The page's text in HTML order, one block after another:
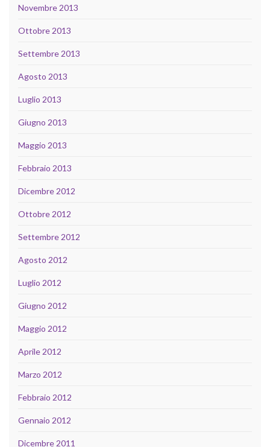
Novembre 2013
Ottobre 2013
Settembre 2013
Agosto 2013
Luglio 2013
Giugno 2013
Maggio 2013
Febbraio 2013
Dicembre 2012
Ottobre 2012
Settembre 2012
Agosto 2012
Luglio 2012
Giugno 2012
Maggio 2012
Aprile 2012
Marzo 2012
Febbraio 2012
Gennaio 2012
Dicembre 2011